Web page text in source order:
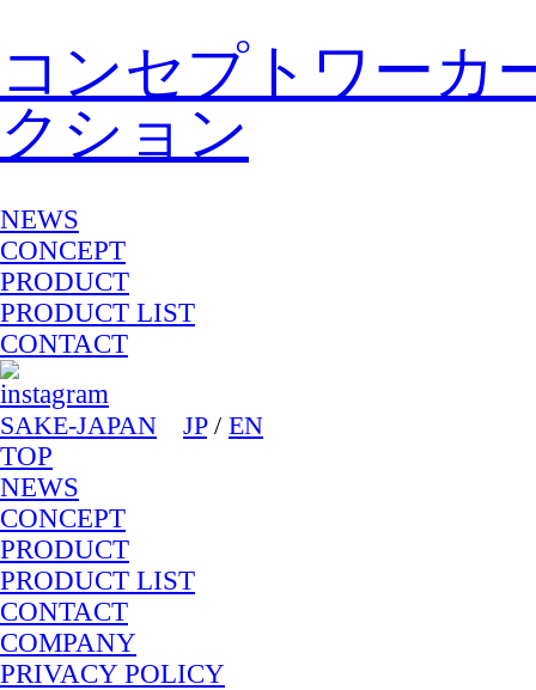
コンセプトワーカ
クション
NEWS
CONCEPT
PRODUCT
PRODUCT LIST
CONTACT
SAKE-JAPAN JP/ EN
TOP
NEWS
CONCEPT
PRODUCT
PRODUCT LIST
CONTACT
COMPANY
PRIVACY POLICY